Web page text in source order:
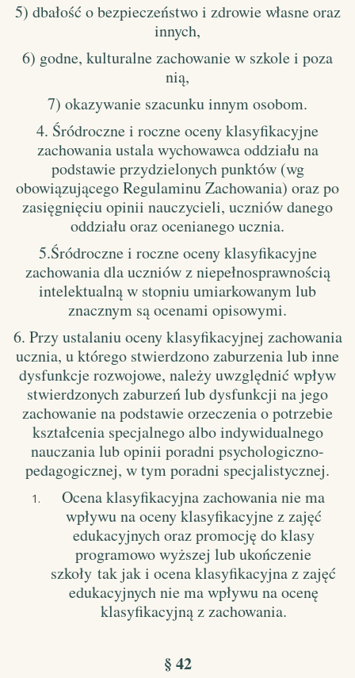
5) dbałość o bezpieczeństwo i zdrowie własne oraz
innych,
6) godne, kulturalne zachowanie w szkole i poza
nią,
7) okazywanie szacunku innym osobom.
4. Śródroczne i roczne oceny klasyfikacyjne
zachowania ustala wychowawca oddziału na
podstawie przydzielonych punktów (wg
obowiązującego Regulaminu Zachowania) oraz po
zasięgnięciu opinii nauczycieli, uczniów danego
oddziału oraz ocenianego ucznia.
5.Śródroczne i roczne oceny klasyfikacyjne
zachowania dla uczniów z niepełnosprawnością
intelektualną w stopniu umiarkowanym lub
znacznym są ocenami opisowymi.
6. Przy ustalaniu oceny klasyfikacyjnej zachowania
ucznia, u którego stwierdzono zaburzenia lub inne
dysfunkcje rozwojowe, należy uwzględnić wpływ
stwierdzonych zaburzeń lub dysfunkcji na jego
zachowanie na podstawie orzeczenia o potrzebie
kształcenia specjalnego albo indywidualnego
nauczania lub opinii poradni psychologiczno-
pedagogicznej, w tym poradni specjalistycznej.
Ocena klasyfikacyjna zachowania nie ma
wpływu na oceny klasyfikacyjne z zajęć
edukacyjnych oraz promocję do klasy
programowo wyższej lub ukończenie
szkoły tak jak i ocena klasyfikacyjna z zajęć
edukacyjnych nie ma wpływu na ocenę
klasyfikacyjną z zachowania.
§ 42